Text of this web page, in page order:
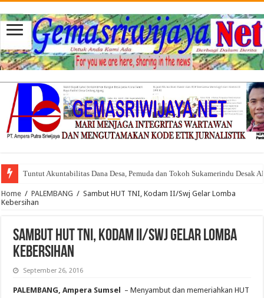
Tuntut Akuntabilitas Dana Desa, Pemuda dan Tokoh Sukamerindu Desak
Home / PALEMBANG / Sambut HUT TNI, Kodam II/Swj Gelar Lomba
Kebersihan
Sambut HUT TNI, Kodam II/Swj Gelar Lomba
Kebersihan
September 26, 2016
PALEMBANG, Ampera Sumsel
– Menyambut dan memeriahkan HUT